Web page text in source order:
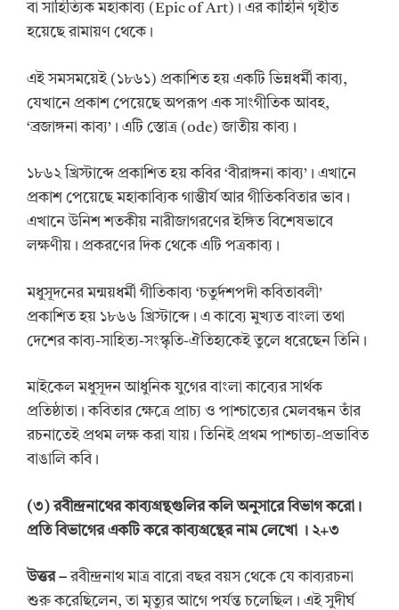
বা সাহিত্যিক মহাকাব্য (Epic of Art)। এর কাহিনি গৃহীত
হয়েছে রামায়ণ থেকে।
এই সমসময়েই (১৮৬১) প্রকাশিত হয় একটি ভিন্নধর্মী কাব্য,
যেখানে প্রকাশ পেয়েছে অপরূপ এক সাংগীতিক আবহ,
‘ব্রজাঙ্গনা কাব্য’। এটি স্তোত্র (ode) জাতীয় কাব্য।
১৮৬২ খ্রিস্টাব্দে প্রকাশিত হয় কবির ‘বীরাঙ্গনা কাব্য’। এখানে
প্রকাশ পেয়েছে মহাকাব্যিক গাম্ভীর্য আর গীতিকবিতার ভাব।
এখানে উনিশ শতকীয় নারীজাগরণের ইঙ্গিত বিশেষভাবে
লক্ষণীয়। প্রকরণের দিক থেকে এটি পত্রকাব্য।
মধুসূদনের মন্ময়ধর্মী গীতিকাব্য ‘চতুর্দশপদী কবিতাবলী’
প্রকাশিত হয় ১৮৬৬ খ্রিস্টাব্দে। এ কাব্যে মুখ্যত বাংলা তথা
দেশের কাব্য-সাহিত্য-সংস্কৃতি-ঐতিহ্যকেই তুলে ধরেছেন তিনি।
মাইকেল মধুসূদন আধুনিক যুগের বাংলা কাব্যের সার্থক
প্রতিষ্ঠাতা। কবিতার ক্ষেত্রে প্রাচ্য ও পাশ্চাত্যের মেলবন্ধন তাঁর
রচনাতেই প্রথম লক্ষ করা যায়। তিনিই প্রথম পাশ্চাত্য-প্রভাবিত
বাঙালি কবি।
(৩ )রবীন্দ্রনাথের কাব্যগ্রন্থগুলির কলি অনুসারে বিভাগ করো।
প্রতি বিভাগের একটি করে কাব্যগ্রন্থের নাম লেখো । ২+৩
উত্তর–রবীন্দ্রনাথ মাত্র বারো বছর বয়স থেকে যে কাব্যরচনা
শুরু করেছিলেন, তা মৃত্যুর আগে পর্যন্ত চলেছিল। এই সুদীর্ঘ